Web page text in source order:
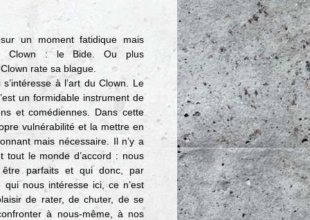
un moment fatidique mais
Clown : le Bide. Ou plus
rate sa blague.
à l’art du Clown. Le
un formidable instrument de
et comédiennes. Dans cette
vulnérabilité et la mettre en
mais nécessaire. Il n’y a
tout le monde d’accord : nous
parfaits et qui donc, par
nous intéresse ici, ce n’est
de rater, de chuter, de se
à nous-même, à nos